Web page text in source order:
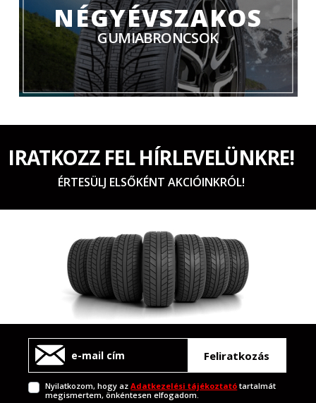
NÉGYÉVSZAKOS
GUMIABRONCSOK
IRATKOZZ FEL HÍRLEVELÜNKRE!
ÉRTESÜLJ ELSŐKÉNT AKCIÓINKRÓL!
Feliratkozás
Nyilatkozom, hogy azAdatkezelési tájékoztató tartalmát
megismertem, önkéntesen elfogadom.